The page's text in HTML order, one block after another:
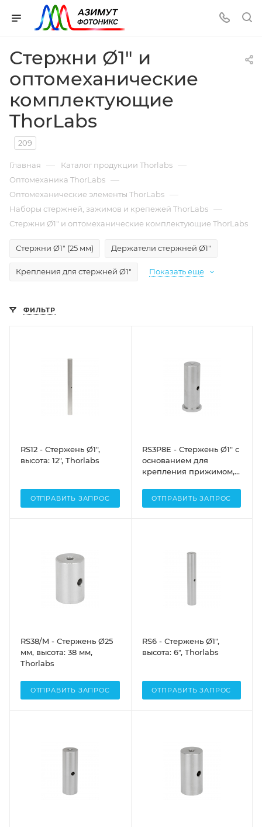
Стержни Ø1" и
оптомеханические
комплектующие
ThorLabs
209
Главная — Каталог продукции Thorlabs —
Оптомеханика ThorLabs —
Оптомеханические элементы ThorLabs —
Наборы стержней, зажимов и крепежей ThorLabs —
Стержни Ø1" и оптомеханические комплектующие ThorLabs
Стержни Ø1" (25 мм) Держатели стержней Ø1"
Крепления для стержней Ø1" Показать еще
ФИЛЬТР
RS12 - Стержень Ø1",
высота: 12", Thorlabs
ОТПРАВИТЬ ЗАПРОС
RS3P8E - Стержень Ø1" с
основанием для
крепления прижимом,
3", Thorlabs
ОТПРАВИТЬ ЗАПРОС
RS38/M - Стержень Ø25
мм, высота: 38 мм,
Thorlabs
ОТПРАВИТЬ ЗАПРОС
RS6 - Стержень Ø1",
высота: 6", Thorlabs
ОТПРАВИТЬ ЗАПРОС